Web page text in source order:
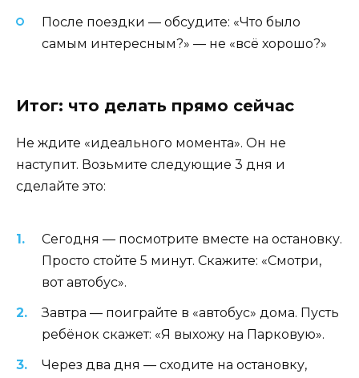
После поездки — обсудите: «Что было
самым интересным?» — не «всё хорошо?»
Итог: что делать прямо сейчас
Не ждите «идеального момента». Он не
наступит. Возьмите следующие 3 дня и
сделайте это:
Сегодня — посмотрите вместе на остановку.
Просто стойте 5 минут. Скажите: «Смотри,
вот автобус».
Завтра — поиграйте в «автобус» дома. Пусть
ребёнок скажет: «Я выхожу на Парковую».
Через два дня — сходите на остановку,